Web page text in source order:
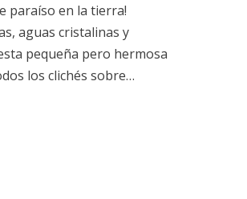
paraíso en la tierra!
aguas cristalinas y
pequeña pero hermosa
los clichés sobre…